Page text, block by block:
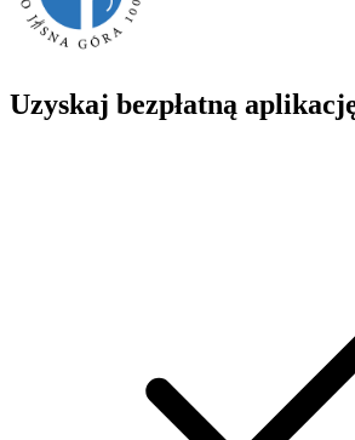
Uzyskaj bezpłatną